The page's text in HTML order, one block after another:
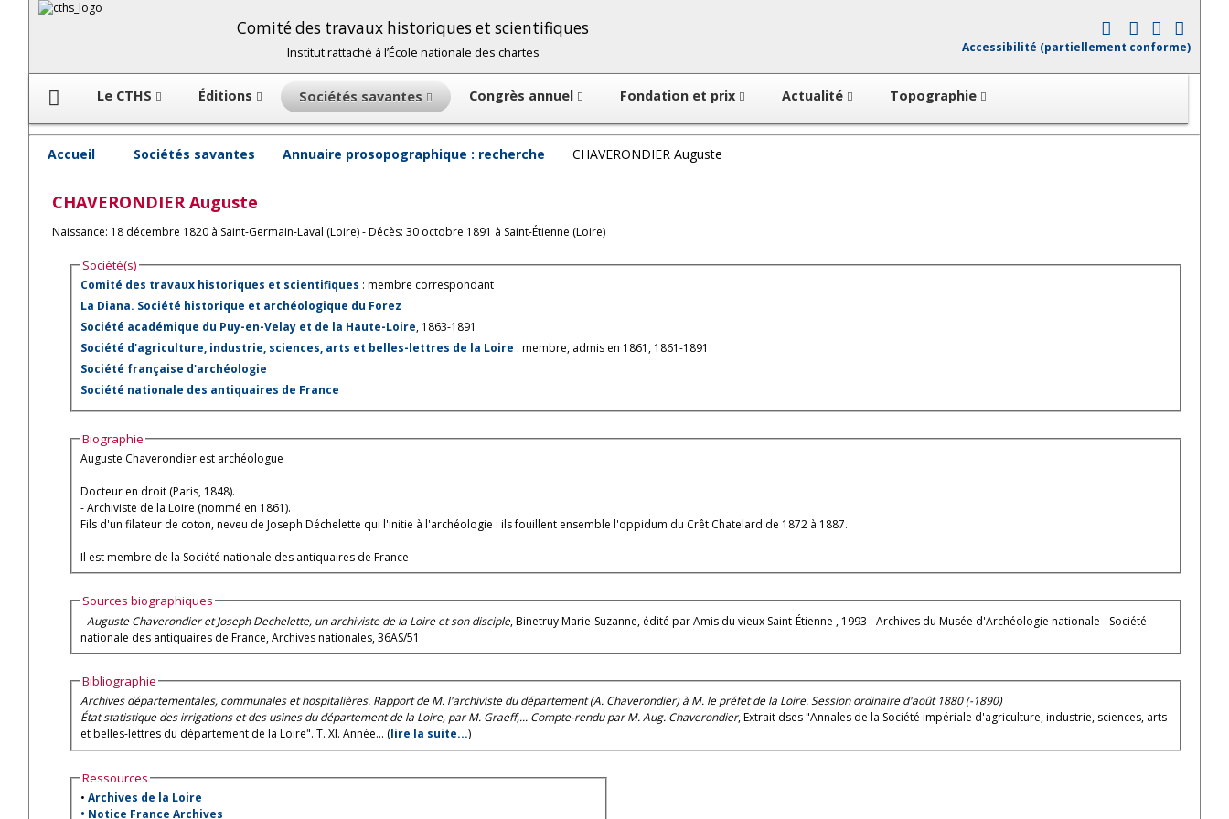
Comité des travaux historiques et scientifiques
Institut rattaché à l’École nationale des chartes Accessibilité (partiellement conforme)
Le CTHS Éditions Sociétés savantes Congrès annuel Fondation et prix Actualité Topographie
Accueil Sociétés savantes Annuaire prosopographique : recherche CHAVERONDIER Auguste
CHAVERONDIERAuguste
Naissance: 18 décembre 1820 à Saint-Germain-Laval (Loire) - Décès: 30 octobre 1891 à Saint-Étienne (Loire)
Société(s)
Comité des travaux historiques et scientifiques : membre correspondant
La Diana. Société historique et archéologique du Forez
Société académique du Puy-en-Velay et de la Haute-Loire, 1863-1891
Société d'agriculture, industrie, sciences, arts et belles-lettres de la Loire : membre, admis en 1861, 1861-1891
Société française d'archéologie
Société nationale des antiquaires de France
Biographie
Auguste Chaverondier est archéologue
Docteur en droit (Paris, 1848).
- Archiviste de la Loire (nommé en 1861).
Fils d'un filateur de coton, neveu de Joseph Déchelette qui l'initie à l'archéologie : ils fouillent ensemble l'oppidum du Crêt Chatelard de 1872 à 1887.
Il est membre de la Société nationale des antiquaires de France
Sources biographiques
-Auguste Chaverondier et Joseph Dechelette, un archiviste de la Loire et son disciple, Binetruy Marie-Suzanne, édité par Amis du vieux Saint-Étienne , 1993 - Archives du Musée d'Archéologie nationale - Société
nationale des antiquaires de France, Archives nationales, 36AS/51
Bibliographie
Archives départementales, communales et hospitalières. Rapport de M. l'archiviste du département (A. Chaverondier) à M. le préfet de la Loire. Session ordinaire d'août 1880 (-1890)
État statistique des irrigations et des usines du département de la Loire, par M. Graeff,... Compte-rendu par M. Aug. Chaverondier, Extrait dses "Annales de la Société impériale d'agriculture, industrie, sciences, arts
et belles-lettres du département de la Loire". T. XI. Année... (lire la suite...)
Ressources
• Archives de la Loire
• Notice France Archives